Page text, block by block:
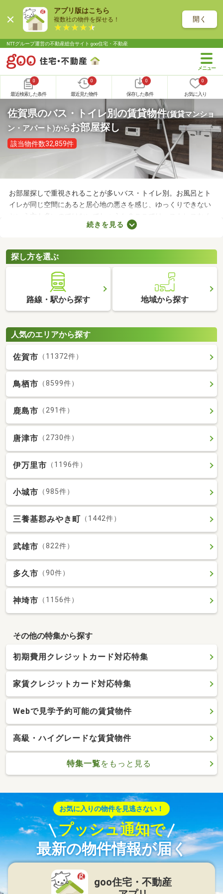
アプリ版はこちら
複数社の物件を探せる！ 開く
NTTグループ運営の不動産総合サイト goo住宅・不動産
0
最近検索した条件
0
最近見た物件
0
保存した条件
0
お気に入り
佐賀県のバス・トイレ別の賃貸物件(賃貸マンショ
ン・アパート)からお部屋探し
該当物件数32,859件
お部屋探しで重視されることが多いバス・トイレ別。お風呂とト
イレが同じ空間にあると居心地の悪さを感じ、ゆっくりできない
という方も多いのではないでしょうか？ここでは、ストレスなく
快適に暮らせるバス・トイレ別の物件を紹介します。バス・トイ
してみてくださいね。
続きを見る
探し方を選ぶ
路線・駅から探す 地域から探す
人気のエリアから探す
佐賀市 （11372件）
鳥栖市 （8599件）
鹿島市 （291件）
唐津市 （2730件）
伊万里市 （1196件）
小城市 （985件）
三養基郡みやき町 （1442件）
武雄市 （822件）
多久市 （90件）
神埼市 （1156件）
その他の特集から探す
初期費用クレジットカード対応特集
家賃クレジットカード対応特集
Webで見学予約可能の賃貸物件
高級・ハイグレードな賃貸物件
特集一覧をもっと見る
お気に入りの物件を見逃さない！
プッシュ通知で
最新の物件情報が届く
goo住宅・不動産